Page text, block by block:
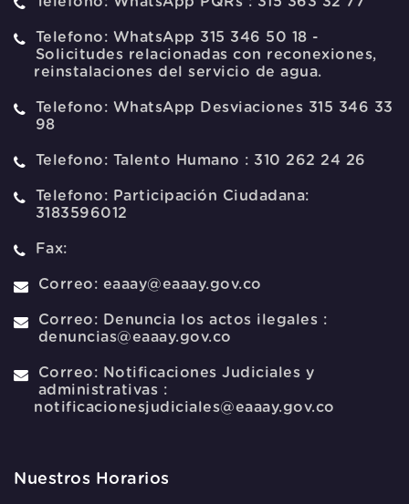
Telefono: WhatsApp 315 346 50 18 -
Solicitudes relacionadas con reconexiones,
reinstalaciones del servicio de agua.
Telefono: WhatsApp Desviaciones 315 346 33
98
Telefono: Talento Humano : 310 262 24 26
Telefono: Participación Ciudadana:
3183596012
Fax:
Correo: eaaay@eaaay.gov.co
Correo: Denuncia los actos ilegales :
denuncias@eaaay.gov.co
Correo: Notificaciones Judiciales y
administrativas :
notificacionesjudiciales@eaaay.gov.co
Nuestros Horarios